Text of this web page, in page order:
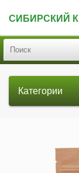
СИБИРСКИЙ
Категории